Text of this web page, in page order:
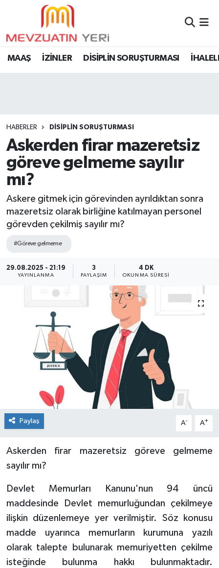
MAAŞ İZİNLER DİSİPLİN SORUŞTURMASI
HABERLER DİSİPLİN SORUŞTURMASI
Askerden firar mazeretsiz
göreve gelmeme sayılır
mı?
Askere gitmek için görevinden ayrıldıktan sonra
mazeretsiz olarak birliğine katılmayan personel
görevden çekilmiş sayılır mı?
#Göreve gelmeme
29.08.2025 - 21:19
YAYINLANMA
3
PAYLAŞIM
4 DK
OKUNMA SÜRESI
Paylaş A- A+
Askerden firar mazeretsiz göreve gelmeme
sayılır mı?
Devlet Memurları Kanunu'nun 94 üncü
maddesinde Devlet memurluğundan çekilmeye
ilişkin düzenlemeye yer verilmiştir. Söz konusu
madde uyarınca memurların kurumuna yazılı
olarak talepte bulunarak memuriyetten çekilme
isteğinde bulunma hakkı bulunmaktadır.